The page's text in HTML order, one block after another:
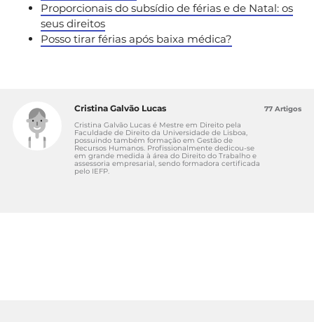
Proporcionais do subsídio de férias e de Natal: os
seus direitos
Posso tirar férias após baixa médica?
Cristina Galvão Lucas
Cristina Galvão Lucas é Mestre em Direito pela
Faculdade de Direito da Universidade de Lisboa,
possuindo também formação em Gestão de
Recursos Humanos. Profissionalmente dedicou-se
em grande medida à área do Direito do Trabalho e
assessoria empresarial, sendo formadora certificada
pelo IEFP.
77 Artigos